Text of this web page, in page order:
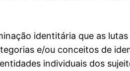
identitária que as
e/ou conceitos de
individuais dos